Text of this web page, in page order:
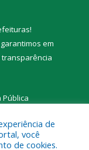
!
em
transparência
de
você
de cookies.